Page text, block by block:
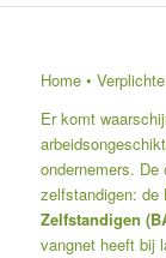
Home•
Er komt
ondernemers.
zelfstandigen: de
Zelfstandigen
vangnet heeft bij